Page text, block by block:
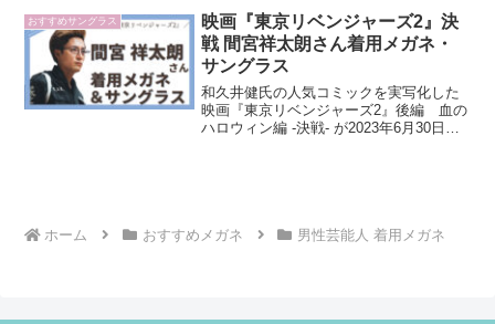
おすすめサングラス
映画『東京リベンジャーズ2』決
戦 間宮祥太朗さん着用メガネ・
サングラス
和久井健氏の人気コミックを実写化した
映画『東京リベンジャーズ2』後編 血の
ハロウィン編 -決戦- が2023年6月30日に
ホーム おすすめメガネ 男性芸能人 着用メガネ